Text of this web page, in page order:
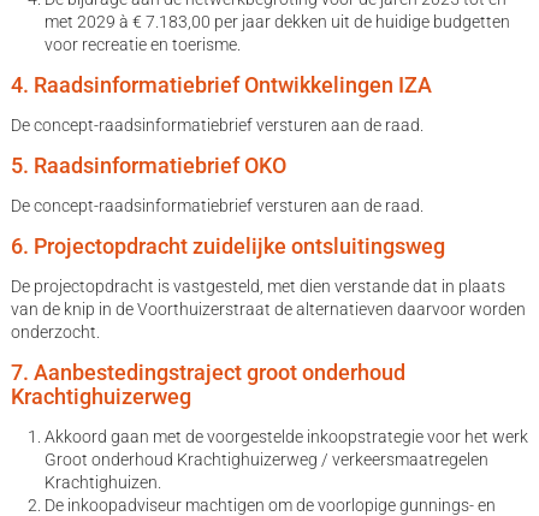
met 2029 à € 7.183,00 per jaar dekken uit de huidige budgetten
voor recreatie en toerisme.
4. Raadsinformatiebrief Ontwikkelingen IZA
De concept-raadsinformatiebrief versturen aan de raad.
5. Raadsinformatiebrief OKO
De concept-raadsinformatiebrief versturen aan de raad.
6. Projectopdracht zuidelijke ontsluitingsweg
De projectopdracht is vastgesteld, met dien verstande dat in plaats
van de knip in de Voorthuizerstraat de alternatieven daarvoor worden
onderzocht.
7. Aanbestedingstraject groot onderhoud
Krachtighuizerweg
Akkoord gaan met de voorgestelde inkoopstrategie voor het werk
Groot onderhoud Krachtighuizerweg / verkeersmaatregelen
Krachtighuizen.
De inkoopadviseur machtigen om de voorlopige gunnings- en